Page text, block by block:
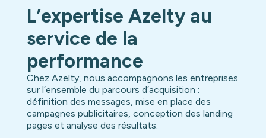
L’expertise Azelty au
service de la
performance
Chez Azelty, nous accompagnons les entreprises
sur l’ensemble du parcours d’acquisition :
définition des messages, mise en place des
campagnes publicitaires, conception des landing
pages et analyse des résultats.